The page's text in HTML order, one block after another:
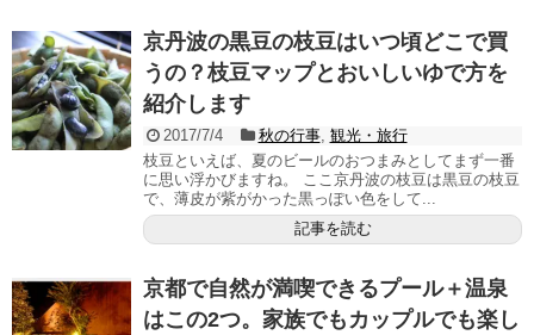
京丹波の黒豆の枝豆はいつ頃どこで買
うの？枝豆マップとおいしいゆで方を
紹介します
2017/7/4 秋の行事, 観光・旅行
枝豆といえば、夏のビールのおつまみとしてまず一番
に思い浮かびますね。 ここ京丹波の枝豆は黒豆の枝豆
で、薄皮が紫がかった黒っぽい色をして...
記事を読む
京都で自然が満喫できるプール＋温泉
はこの2つ。家族でもカップルでも楽し